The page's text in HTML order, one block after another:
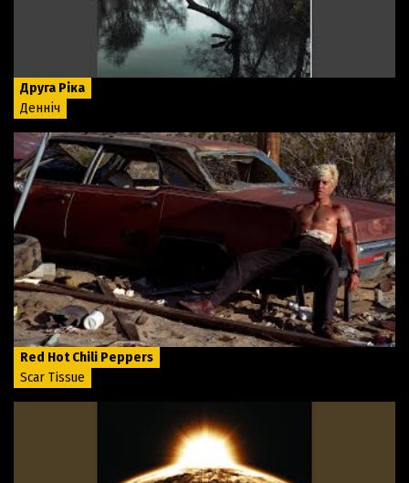
Друга Ріка
Денніч
Red Hot Chili Peppers
Scar Tissue